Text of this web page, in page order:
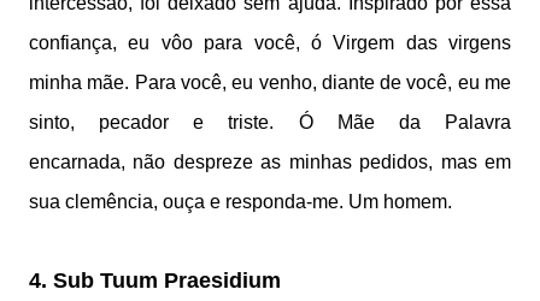
confiança, eu vôo para você, ó Virgem das virgens
minha mãe. Para você, eu venho, diante de você, eu me
sinto, pecador e triste. Ó Mãe da Palavra
encarnada, não despreze as minhas pedidos, mas em
sua clemência, ouça e responda-me. Um homem.
4. Sub Tuum Praesidium